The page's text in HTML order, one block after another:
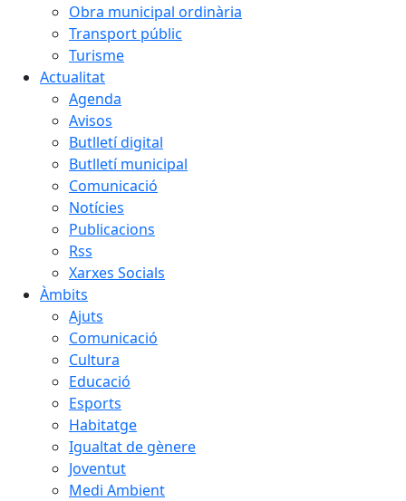
Obra municipal ordinària
Transport públic
Turisme
Actualitat
Agenda
Avisos
Butlletí digital
Butlletí municipal
Comunicació
Notícies
Publicacions
Rss
Xarxes Socials
Àmbits
Ajuts
Comunicació
Cultura
Educació
Esports
Habitatge
Igualtat de gènere
Joventut
Medi Ambient